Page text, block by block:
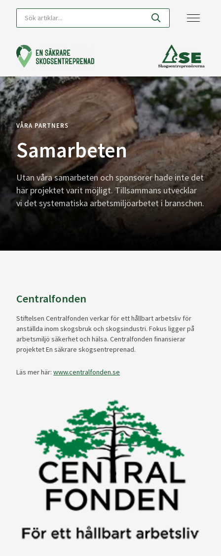
VÅRA PARTNERS
Samarbeten
Utan våra samarbeten och sponsorer hade inte det
här projektet varit möjligt. Tillsammans utvecklar
vi det systematiska arbetsmiljöarbetet i branschen.
Centralfonden
Stiftelsen Centralfonden verkar för ett hållbart arbetsliv för
anställda inom skogsbruk och skogsindustri. Fokus ligger på
arbetsmiljö säkerhet och hälsa. Centralfonden finansierar
projektet En säkrare skogsentreprenad.
Läs mer här:www.centralfonden.se